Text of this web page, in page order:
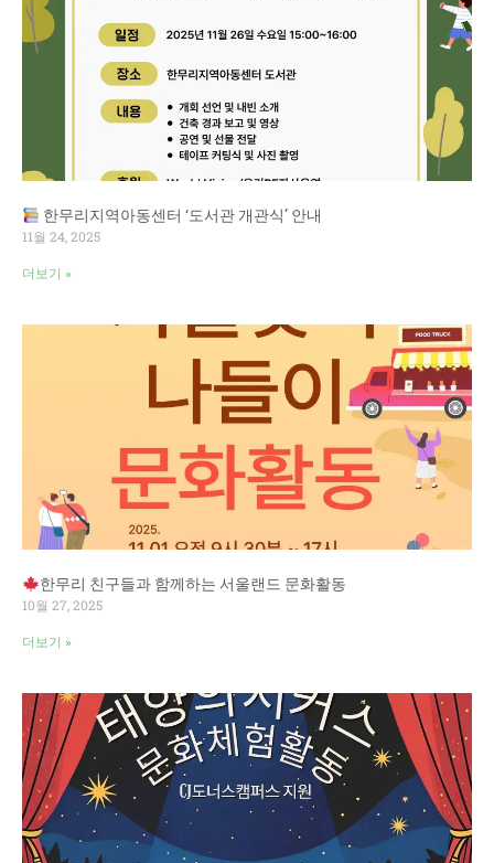
한무리지역아동센터 ‘도서관 개관식’ 안내
11월 24, 2025
더보기 »
한무리 친구들과 함께하는 서울랜드 문화활동
10월 27, 2025
더보기 »